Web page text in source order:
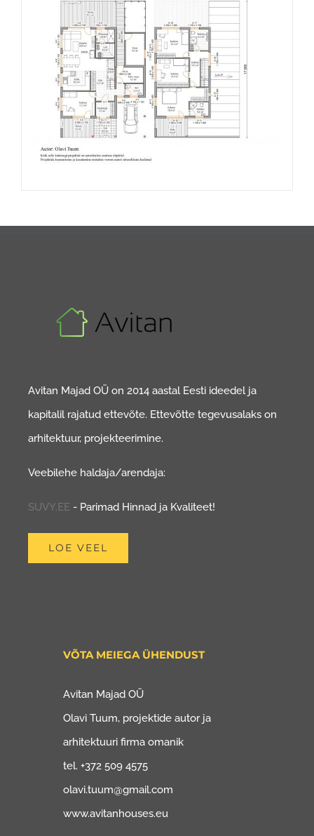
Avitan Majad OÜ on 2014 aastal Eesti ideedel ja
kapitalil rajatud ettevõte. Ettevõtte tegevusalaks on
arhitektuur, projekteerimine.
Veebilehe haldaja/arendaja:
SUVY.EE - Parimad Hinnad ja Kvaliteet!
LOE VEEL
VÕTA MEIEGA ÜHENDUST
Avitan Majad OÜ
Olavi Tuum, projektide autor ja
arhitektuuri firma omanik
tel. +372 509 4575
olavi.tuum@gmail.com
www.avitanhouses.eu